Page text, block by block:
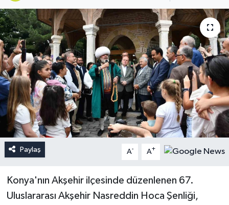
Paylaş A- A+
Konya'nın Akşehir ilçesinde düzenlenen 67.
Uluslararası Akşehir Nasreddin Hoca Şenliği,